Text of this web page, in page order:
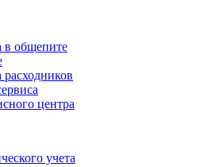
в общепите
центра
учета